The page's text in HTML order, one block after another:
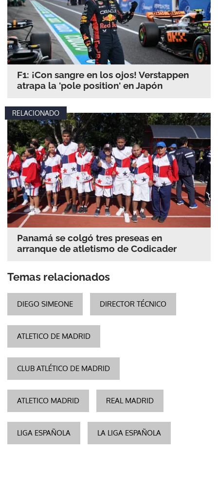
F1: ¡Con sangre en los ojos! Verstappen
atrapa la 'pole position' en Japón
RELACIONADO
Panamá se colgó tres preseas en
arranque de atletismo de Codicader
Temas relacionados
DIEGO SIMEONE DIRECTOR TÉCNICO
ATLETICO DE MADRID
CLUB ATLÉTICO DE MADRID
ATLETICO MADRID REAL MADRID
LIGA ESPAÑOLA LA LIGA ESPAÑOLA